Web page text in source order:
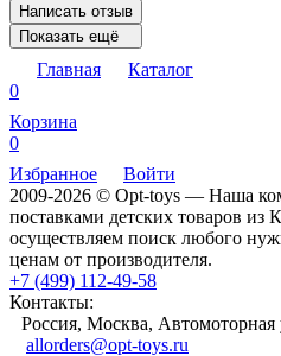
Написать отзыв
Показать ещё
Главная
Каталог
0
Корзина
0
Избранное
Войти
2009-2026 © Opt-toys — Наша
поставками детских товаров из
осуществляем поиск любого
ценам от производителя.
+7 (499) 112-49-58
Контакты:
Россия, Москва, Автомоторная
allorders@opt-toys.ru